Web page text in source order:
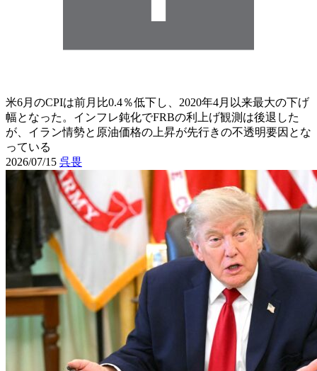
米6月のCPIは前月比0.4％低下し、2020年4月以来最大の下げ
幅となった。インフレ鈍化でFRBの利上げ観測は後退した
が、イラン情勢と原油価格の上昇が先行きの不透明要因とな
っている
2026/07/15 呉畏